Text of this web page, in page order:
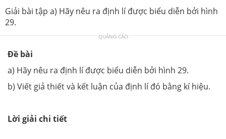
Giải bài tập a) Hãy nêu ra định lí được biểu diễn bởi hình
29.
QUẢNG CÁO
Đề bài
a) Hãy nêu ra định lí được biểu diễn bởi hình 29.
b) Viết giả thiết và kết luận của định lí đó bằng kí hiệu.
Lời giải chi tiết